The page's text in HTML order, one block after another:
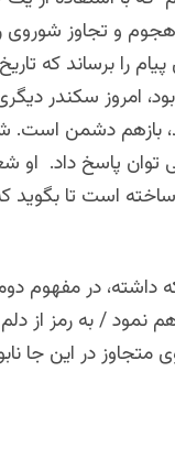
و تجاوز شوروی
را برساند که تاریخ
امروز سکندر
بازهم دشمن است.
پاسخ داد. او
ساخته است تا
داشته، در مفهوم
نمود / به رمز از
در این جا